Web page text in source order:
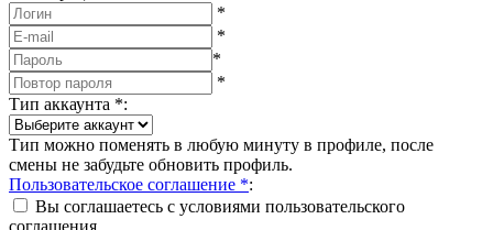
*
*
*
*
Тип аккаунта *:
Тип можно поменять в любую минуту в профиле, после
смены не забудьте обновить профиль.
Пользовательское соглашение *:
Вы соглашаетесь с условиями пользовательского
соглашения